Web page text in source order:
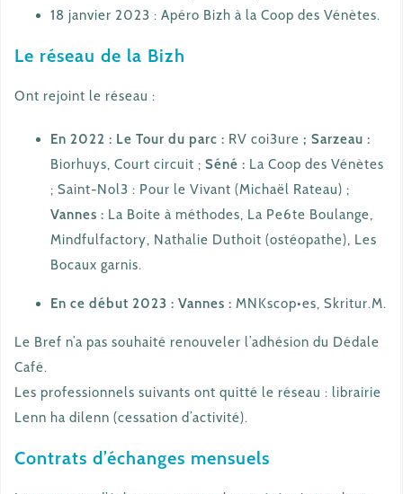
18 janvier 2023 : Apéro Bizh à la Coop des Vénètes.
Le réseau de la Bizh
Ont rejoint le réseau :
En 2022 : Le Tour du parc : RV coi3ure ; Sarzeau :
Biorhuys, Court circuit ; Séné : La Coop des Vénètes
; Saint-Nol3 : Pour le Vivant (Michaël Rateau) ;
Vannes : La Boite à méthodes, La Pe6te Boulange,
Mindfulfactory, Nathalie Duthoit (ostéopathe), Les
Bocaux garnis.
En ce début 2023 : Vannes : MNKscop•es, Skritur.M.
Le Bref n’a pas souhaité renouveler l’adhésion du Dédale
Café.
Les professionnels suivants ont quitté le réseau : librairie
Lenn ha dilenn (cessation d’activité).
Contrats d’échanges mensuels